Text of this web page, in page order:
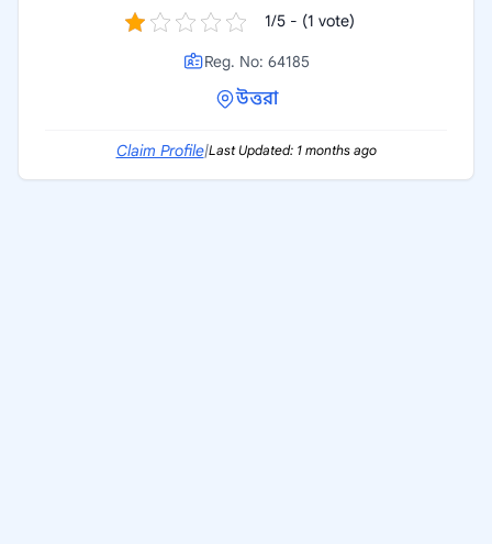
1/5 - (1 vote)
Reg. No: 64185
উত্তরা
Claim Profile|Last Updated: 1 months ago